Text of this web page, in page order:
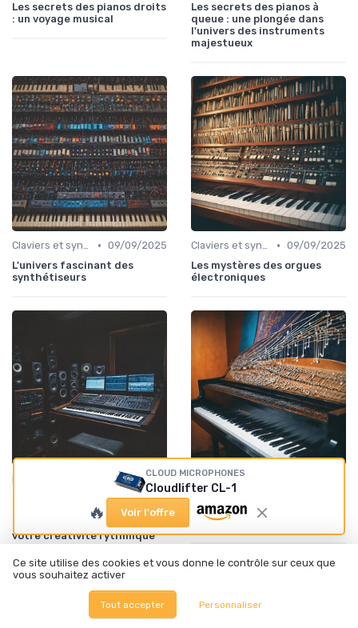
Les secrets des pianos droits
: un voyage musical
Les secrets des pianos à
queue : une plongée dans
l'univers des instruments
majestueux
Claviers et synthétiseurs • 09/09/2025
L'univers fascinant des
synthétiseurs
Claviers et synthétiseurs • 09/09/2025
Les mystères des orgues
électroniques
11/03/2026
Pads de percussion
modernes : comment
transformer votre jeu et
votre créativité rythmique
numériques : une révolution
musicale
CLOUD MICROPHONES
Cloudlifter CL-1
🔥 Voir l'offre
Ce site utilise des cookies et vous donne le contrôle sur ceux que
vous souhaitez activer
Tout accepter Personnaliser